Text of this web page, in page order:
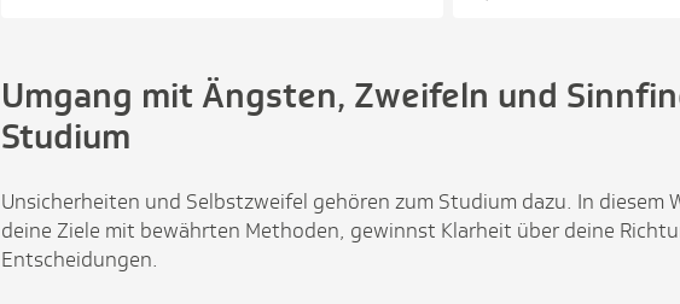
Umgang mit Ängsten, Zweifeln und
Studium
Unsicherheiten und Selbstzweifel gehören zum Studium dazu. In diesem
deine Ziele mit bewährten Methoden, gewinnst Klarheit über deine
Entscheidungen.